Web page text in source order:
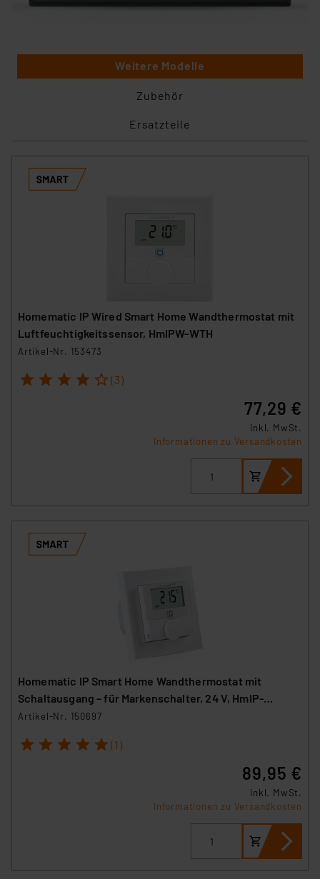
Weitere Modelle
Zubehör
Ersatzteile
Homematic IP Wired Smart Home Wandthermostat mit
Luftfeuchtigkeitssensor, HmIPW-WTH
Artikel-Nr. 153473
1 2 3 4 5 (3)
77,29 €
inkl. MwSt.
Informationen zu Versandkosten
Homematic IP Smart Home Wandthermostat mit
Schaltausgang – für Markenschalter, 24 V, HmIP-
BWTH24
Artikel-Nr. 150697
1 2 3 4 5 (1)
89,95 €
inkl. MwSt.
Informationen zu Versandkosten